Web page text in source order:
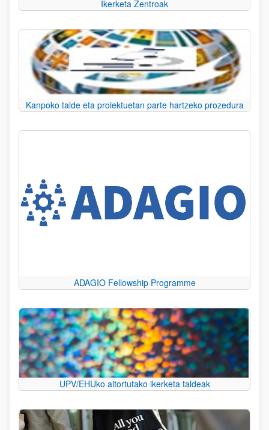
Ikerketa Zentroak
Kanpoko talde eta proiektuetan parte hartzeko prozedura
ADAGIO Fellowship Programme
UPV/EHUko aitortutako ikerketa taldeak